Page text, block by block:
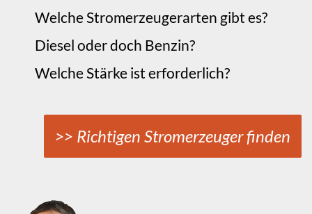
Welche Stromerzeugerarten gibt es?
Diesel oder doch Benzin?
Welche Stärke ist erforderlich?
>> Richtigen Stromerzeuger finden